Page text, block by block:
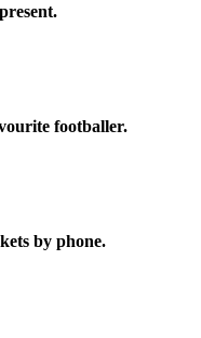
footballer.
by phone.